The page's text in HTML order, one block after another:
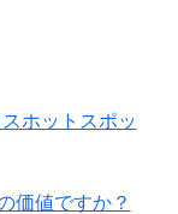
ホットスポッ
価値ですか？